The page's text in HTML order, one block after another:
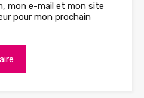
mon e-mail et mon site
pour mon prochain